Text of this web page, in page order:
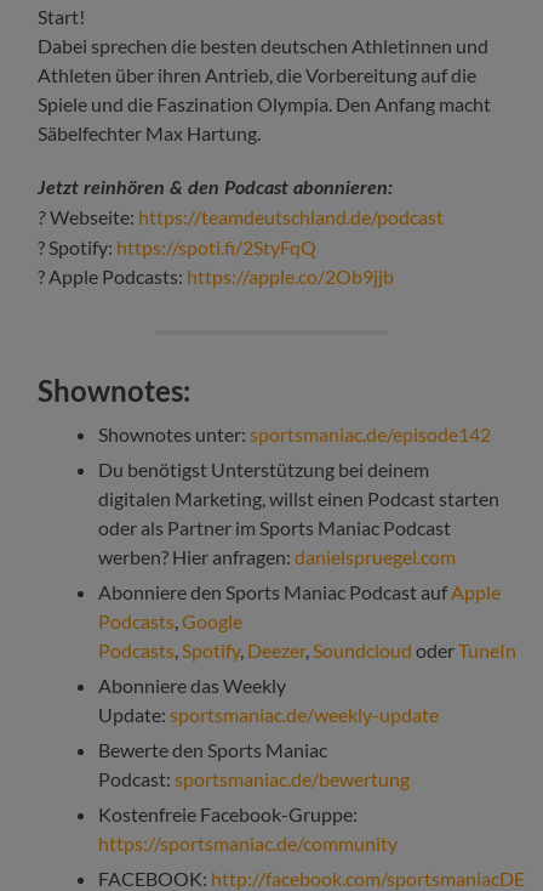
Start!
Dabei sprechen die besten deutschen Athletinnen und
Athleten über ihren Antrieb, die Vorbereitung auf die
Spiele und die Faszination Olympia. Den Anfang macht
Säbelfechter Max Hartung.
Jetzt reinhören & den Podcast abonnieren:
?Webseite: https://teamdeutschland.de/podcast
? Spotify: https://spoti.fi/2StyFqQ
? Apple Podcasts: https://apple.co/2Ob9jjb
Shownotes:
Shownotes unter:sportsmaniac.de/episode142
Du benötigst Unterstützung bei deinem
digitalen Marketing, willst einen Podcast starten
oder als Partner im Sports Maniac Podcast
werben? Hier anfragen:danielspruegel.com
Abonniere den Sports Maniac Podcast auf Apple
Podcasts ,Google
Podcasts Spotify, Deezer, Soundcloud oderTuneIn
Abonniere das Weekly
Update:sportsmaniac.de/weekly-update
Bewerte den Sports Maniac
Podcast:sportsmaniac.de/bewertung
Kostenfreie Facebook-Gruppe:
https://sportsmaniac.de/community
FACEBOOK: http://facebook.com/sportsmaniacDE